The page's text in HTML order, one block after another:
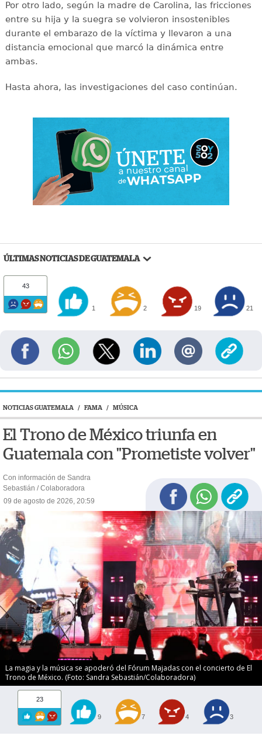
Por otro lado, según la madre de Carolina, las fricciones
entre su hija y la suegra se volvieron insostenibles
durante el embarazo de la víctima y llevaron a una
distancia emocional que marcó la dinámica entre
ambas.
Hasta ahora, las investigaciones del caso continúan.
ÚLTIMAS NOTICIAS DE GUATEMALA
43
1 2 19 21
NOTICIAS GUATEMALA / FAMA / MÚSICA
El Trono de México triunfa en
Guatemala con "Prometiste volver"
Con información de Sandra
Sebastián / Colaboradora
09 de agosto de 2026, 20:59
La magia y la música se apoderó del Fórum Majadas con el concierto de El
Trono de México. (Foto: Sandra Sebastián/Colaboradora)
23
9 7 4 3